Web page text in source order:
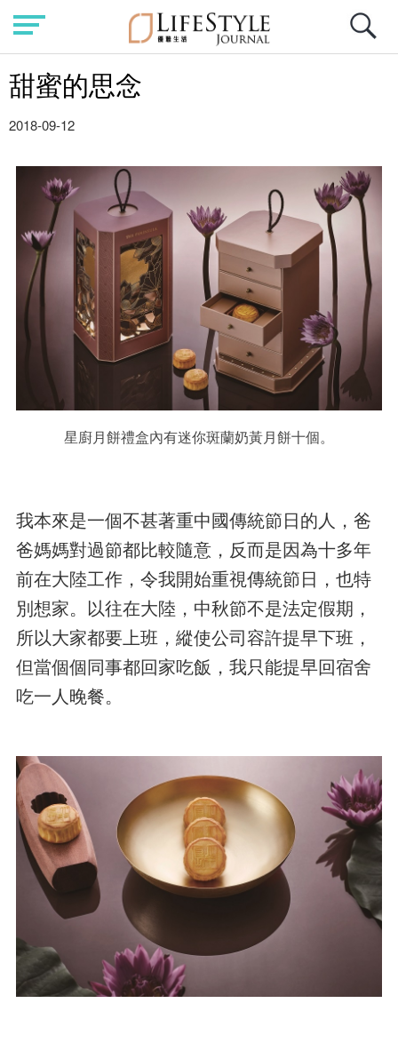
甜蜜的思念
2018-09-12
星廚月餅禮盒內有迷你斑蘭奶黃月餅十個。
我本來是一個不甚著重中國傳統節日的人，爸
爸媽媽對過節都比較隨意，反而是因為十多年
前在大陸工作，令我開始重視傳統節日，也特
別想家。以往在大陸，中秋節不是法定假期，
所以大家都要上班，縱使公司容許提早下班，
但當個個同事都回家吃飯，我只能提早回宿舍
吃一人晚餐。